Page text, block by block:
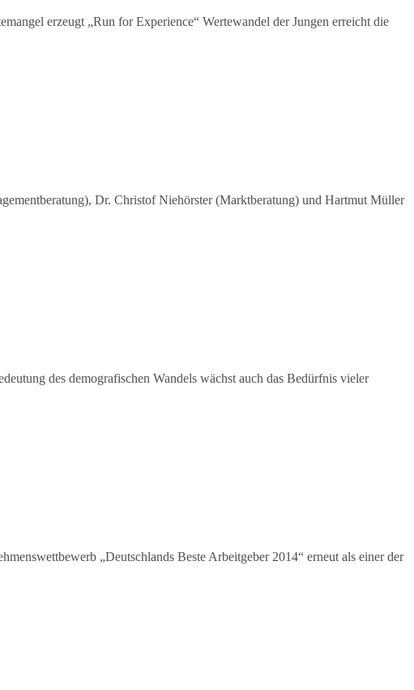
erzeugt „Run for Experience“ Wertewandel der Jungen erreicht die
Dr. Christof Niehörster (Marktberatung) und Hartmut Müller
des demografischen Wandels wächst auch das Bedürfnis vieler
„Deutschlands Beste Arbeitgeber 2014“ erneut als einer der